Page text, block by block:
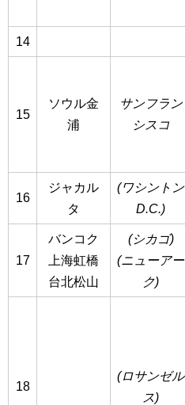
14
15
ソウル金
浦
サンフラン
シスコ
16
ジャカル
タ
(ワシントン
D.C.)
17
バンコク
上海虹橋
台北松山
(シカゴ)
(ニューアー
ク)
18
(ロサンゼル
ス)